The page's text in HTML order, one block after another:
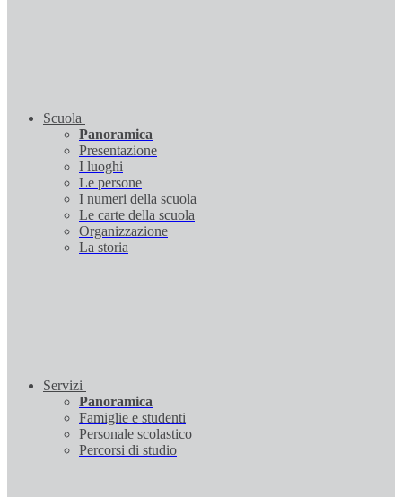
Scuola
Panoramica
Presentazione
I luoghi
Le persone
I numeri della scuola
Le carte della scuola
Organizzazione
La storia
Servizi
Panoramica
Famiglie e studenti
Personale scolastico
Percorsi di studio